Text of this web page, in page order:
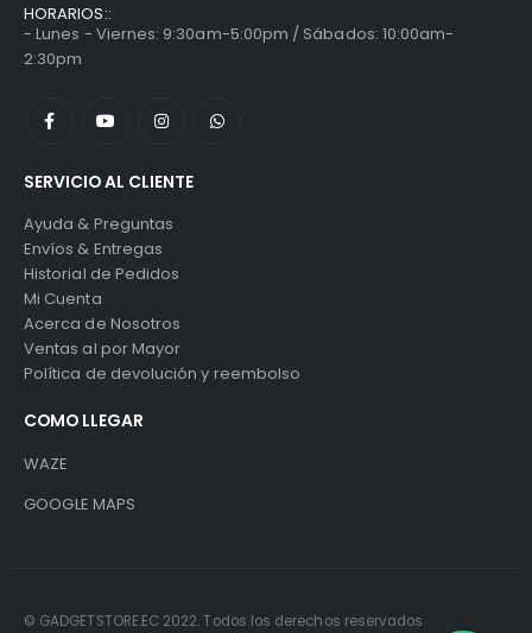
HORARIOS::
- Lunes - Viernes: 9:30am-5:00pm / Sábados: 10:00am-
2:30pm
SERVICIO AL CLIENTE
Ayuda & Preguntas
Envíos & Entregas
Historial de Pedidos
Mi Cuenta
Acerca de Nosotros
Ventas al por Mayor
Política de devolución y reembolso
COMO LLEGAR
WAZE
GOOGLE MAPS
© GADGETSTORE.EC 2022. Todos los derechos reservados